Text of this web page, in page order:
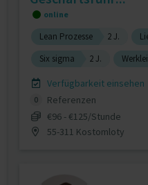
online
Lean Prozesse 2 J.
Six sigma
2 J.
Verfügbarkeit einsehen
0
Referenzen
€96 - €125/Stunde
55-311 Kostomloty